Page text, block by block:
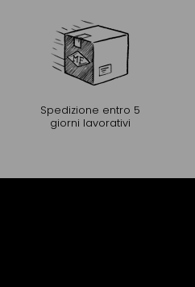
Spedizione entro 5
giorni lavorativi